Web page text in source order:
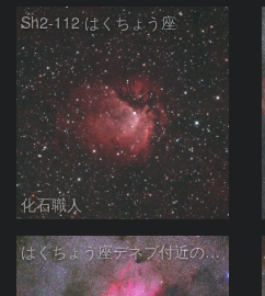
Sh2-112 はくちょう座
化石職人
はくちょう座デネブ付近の空域 260720